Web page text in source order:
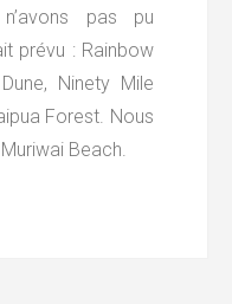
n’avons pas pu
prévu : Rainbow
Ninety Mile
Forest. Nous
Beach.